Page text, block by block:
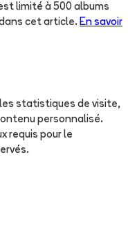
limité à 500 albums
cet article. En savoir
statistiques de visite,
personnalisé.
requis pour le